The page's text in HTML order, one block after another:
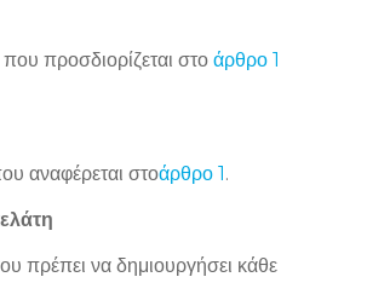
που προσδιορίζεται στο άρθρο 1
αναφέρεται στοάρθρο 1.
πρέπει να δημιουργήσει κάθε